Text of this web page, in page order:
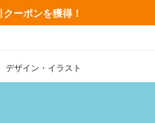
ーポンを獲得！
デザイン・イラスト